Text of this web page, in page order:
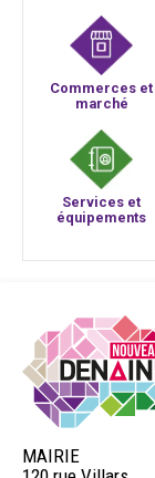
Commerces et
marché
Services et
équipements
MAIRIE